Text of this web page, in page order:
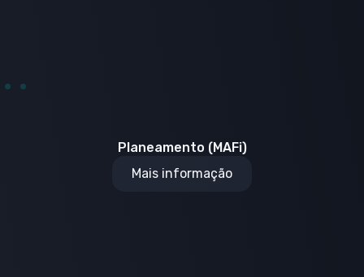
Planeamento (MAFi)
Mais informação